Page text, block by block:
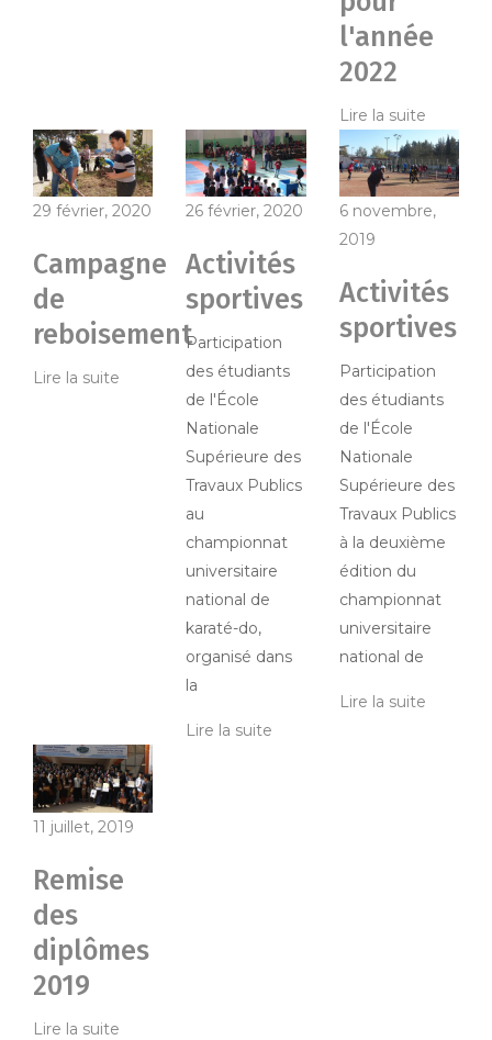
l'année
2022
Lire la suite
29 février, 2020
Campagne
de
reboisement
Lire la suite
26 février, 2020
Activités
sportives
Participation
des étudiants
de l'École
Nationale
Supérieure des
Travaux Publics
au
championnat
universitaire
national de
karaté-do,
organisé dans
la
Lire la suite
6 novembre,
2019
Activités
sportives
Participation
des étudiants
de l'École
Nationale
Supérieure des
Travaux Publics
à la deuxième
édition du
championnat
universitaire
national de
Lire la suite
11 juillet, 2019
Remise
des
diplômes
2019
Lire la suite